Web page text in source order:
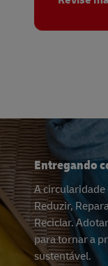
Entregando
A circularidade
Reduzir,
Reciclar.
para tornar a
sustentável.